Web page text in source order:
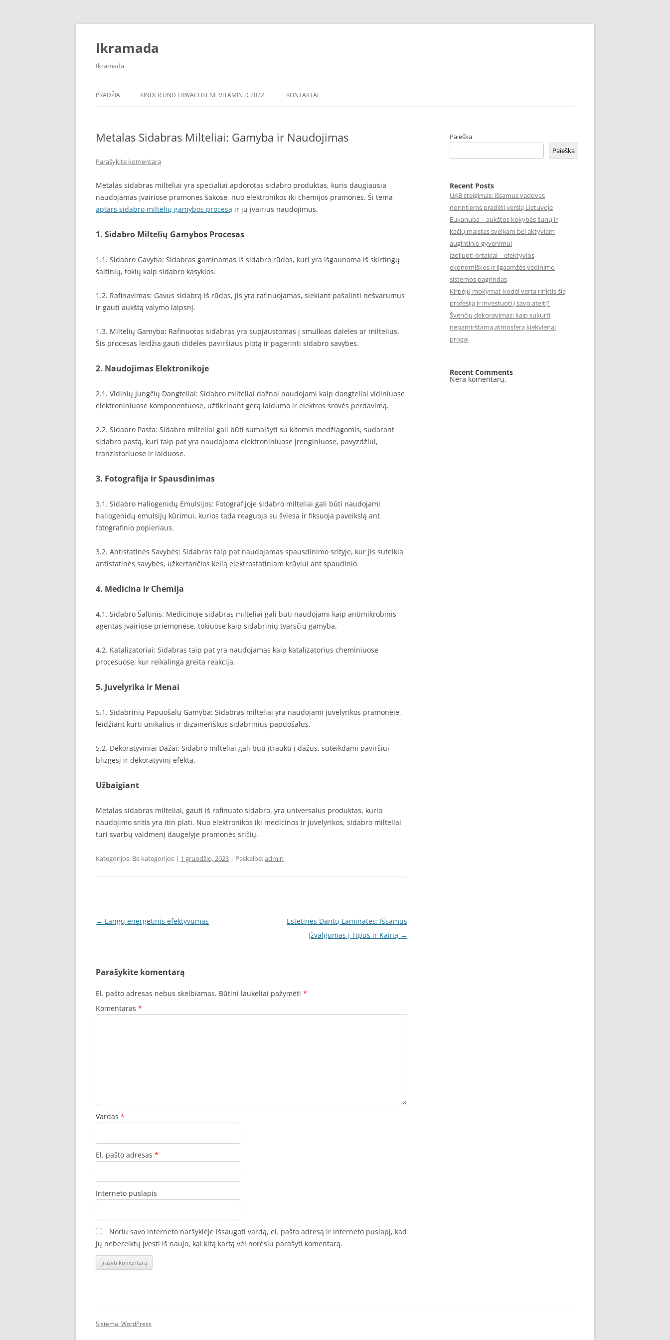
Pereiti
turinio
Ikramada
Ikramada
PRADŽIA KINDER UND ERWACHSENE VITAMIN D 2022 KONTAKTAI
Metalas Sidabras Milteliai: Gamyba ir Naudojimas
Parašykite komentarą
Metalas sidabras milteliai yra specialiai apdorotas sidabro produktas, kuris daugiausia
naudojamas įvairiose pramonės šakose, nuo elektronikos iki chemijos pramonės. Ši tema
aptars sidabro miltelių gamybos procesą ir jų įvairius naudojimus.
1. Sidabro Miltelių Gamybos Procesas
1.1. Sidabro Gavyba: Sidabras gaminamas iš sidabro rūdos, kuri yra išgaunama iš skirtingų
šaltinių, tokių kaip sidabro kasyklos.
1.2. Rafinavimas: Gavus sidabrą iš rūdos, jis yra rafinuojamas, siekiant pašalinti nešvarumus
ir gauti aukštą valymo laipsnį.
1.3. Miltelių Gamyba: Rafinuotas sidabras yra supjaustomas į smulkias daleles ar miltelius.
Šis procesas leidžia gauti didelės paviršiaus plotą ir pagerinti sidabro savybes.
2. Naudojimas Elektronikoje
2.1. Vidinių Jungčių Dangteliai: Sidabro milteliai dažnai naudojami kaip dangteliai vidiniuose
elektroniniuose komponentuose, užtikrinant gerą laidumo ir elektros srovės perdavimą.
2.2. Sidabro Pasta: Sidabro milteliai gali būti sumaišyti su kitomis medžiagomis, sudarant
sidabro pastą, kuri taip pat yra naudojama elektroniniuose įrenginiuose, pavyzdžiui,
tranzistoriuose ir laiduose.
3. Fotografija ir Spausdinimas
3.1. Sidabro Haliogenidų Emulsijos: Fotografijoje sidabro milteliai gali būti naudojami
haliogenidų emulsijų kūrimui, kurios tada reaguoja su šviesa ir fiksuoja paveikslą ant
fotografinio popieriaus.
3.2. Antistatinės Savybės: Sidabras taip pat naudojamas spausdinimo srityje, kur jis suteikia
antistatinės savybės, užkertančios kelią elektrostatiniam krūviui ant spaudinio.
4. Medicina ir Chemija
4.1. Sidabro Šaltinis: Medicinoje sidabras milteliai gali būti naudojami kaip antimikrobinis
agentas įvairiose priemonėse, tokiuose kaip sidabrinių tvarsčių gamyba.
4.2. Katalizatoriai: Sidabras taip pat yra naudojamas kaip katalizatorius cheminiuose
procesuose, kur reikalinga greita reakcija.
5. Juvelyrika ir Menai
5.1. Sidabrinių Papuošalų Gamyba: Sidabras milteliai yra naudojami juvelyrikos pramonėje,
leidžiant kurti unikalius ir dizaineriškus sidabrinius papuošalus.
5.2. Dekoratyviniai Dažai: Sidabro milteliai gali būti įtraukti į dažus, suteikdami paviršiui
blizgesį ir dekoratyvinį efektą.
Užbaigiant
Metalas sidabras milteliai, gauti iš rafinuoto sidabro, yra universalus produktas, kurio
naudojimo sritis yra itin plati. Nuo elektronikos iki medicinos ir juvelyrikos, sidabro milteliai
turi svarbų vaidmenį daugelyje pramonės sričių.
Kategorijos: Be kategorijos | 1 gruodžio, 2023 | Paskelbė:admin
Įrašo
← Langų energetinis efektyvumas
Estetinės Dantų Laminatės: Išsamus
Įžvalgumas į Tipus ir Kainą →
Parašykite komentarą
El. pašto adresas nebus skelbiamas. Būtini laukeliai pažymėti *
Komentaras *
Vardas *
El. pašto adresas *
Interneto puslapis
Noriu savo interneto naršyklėje išsaugoti vardą, el. pašto adresą ir interneto puslapį, kad
jų nebereiktų įvesti iš naujo, kai kitą kartą vėl norėsiu parašyti komentarą.
Paieška
Paieška
Recent Posts
UAB steigimas: išsamus vadovas
norintiems pradėti verslą Lietuvoje
Eukanuba – aukštos kokybės šunų ir
kačių maistas sveikam bei aktyviam
augintinio gyvenimui
Izoliuoti ortakiai – efektyvios,
ekonomiškos ir ilgaamžės vėdinimo
sistemos pagrindas
Kirpėjų mokymai: kodėl verta rinktis šią
profesiją ir investuoti į savo ateitį?
Švenčių dekoravimas: kaip sukurti
nepamirštamą atmosferą kiekvienai
progai
Recent Comments
Nėra komentarų.
Sistema: WordPress